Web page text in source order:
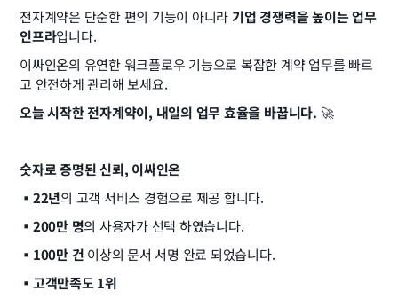
전자계약은 단순한 편의 기능이 아니라 기업 경쟁력을 높이는 업무
인프라입니다.
이싸인온의 유연한 워크플로우 기능으로 복잡한 계약 업무를 빠르
고 안전하게 관리해 보세요.
오늘 시작한 전자계약이, 내일의 업무 효율을 바꿉니다. 🚀
숫자로 증명된 신뢰, 이싸인온
▪️22년의 고객 서비스 경험으로 제공 합니다.
▪️200만 명의 사용자가 선택 하였습니다.
▪️100만 건 이상의 문서 서명 완료 되었습니다.
▪️고객만족도 1위